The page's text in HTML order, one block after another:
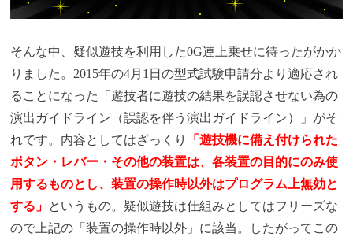
そんな中、疑似遊技を利用した0G連上乗せに待ったがかか
りました。2015年の4月1日の型式試験申請分より適応され
ることになった「遊技者に遊技の結果を誤認させない為の
演出ガイドライン（誤認を伴う演出ガイドライン）」がそ
れです。内容としてはざっくり
「遊技機に備え付けられた
ボタン・レバー・その他の装置は、各装置の目的にのみ使
用するものとし、装置の操作時以外はプログラム上無効と
する」 というもの。疑似遊技は仕組みとしてはフリーズな
ので上記の「装置の操作時以外」に該当。したがってこの